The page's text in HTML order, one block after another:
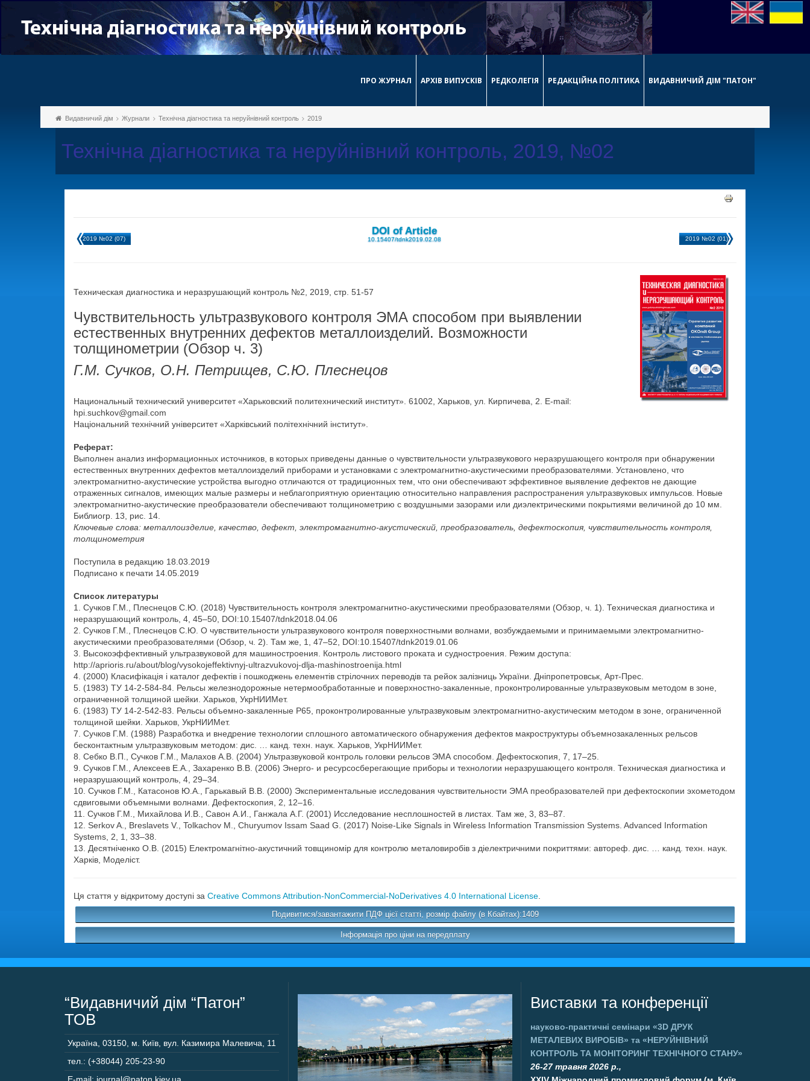
ПРО ЖУРНАЛ АРХІВ ВИПУСКІВ РЕДКОЛЕГІЯ РЕДАКЦІЙНА ПОЛІТИКА ВИДАВНИЧИЙ ДІМ "ПАТОН"
Видавничий дім Журнали Технічна діагностика та неруйнівний контроль 2019
Технічна діагностика та неруйнівний контроль, 2019, №02
2019 №02 (07)
DOI of Article
10.15407/tdnk2019.02.08 2019 №02 (01)
Техническая диагностика и неразрушающий контроль №2, 2019, стр. 51-57
Чувствительность ультразвукового контроля ЭМА способом при выявлении
естественных внутренних дефектов металлоизделий. Возможности
толщинометрии (Обзор ч. 3)
Г.М. Сучков, О.Н. Петрищев, С.Ю. Плеснецов
Национальный технический университет «Харьковский политехнический институт». 61002, Харьков, ул. Кирпичева, 2. E-mail:
hpi.suchkov@gmail.com
Національний технічний університет «Харківський політехнічний інститут».
Реферат:
Выполнен анализ информационных источников, в которых приведены данные о чувствительности ультразвукового неразрушающего контроля при обнаружении
естественных внутренних дефектов металлоизделий приборами и установками с электромагнитно-акустическими преобразователями. Установлено, что
электромагнитно-акустические устройства выгодно отличаются от традиционных тем, что они обеспечивают эффективное выявление дефектов не дающие
отраженных сигналов, имеющих малые размеры и неблагоприятную ориентацию относительно направления распространения ультразвуковых импульсов. Новые
электромагнитно-акустические преобразователи обеспечивают толщинометрию с воздушными зазорами или диэлектрическими покрытиями величиной до 10 мм.
Библиогр. 13, рис. 14.
Ключевые слова: металлоизделие, качество, дефект, электромагнитно-акустический, преобразователь, дефектоскопия, чувствительность контроля,
толщинометрия
Поступила в редакцию 18.03.2019
Подписано к печати 14.05.2019
Список литературы
1. Сучков Г.М., Плеснецов С.Ю. (2018) Чувствительность контроля электромагнитно-акустическими преобразователями (Обзор, ч. 1). Техническая диагностика и
неразрушающий контроль, 4, 45–50, DOI:10.15407/tdnk2018.04.06
2. Сучков Г.М., Плеснецов С.Ю. О чувствительности ультразвукового контроля поверхностными волнами, возбуждаемыми и принимаемыми электромагнитно-
акустическими преобразователями (Обзор, ч. 2). Там же, 1, 47–52, DOI:10.15407/tdnk2019.01.06
3. Высокоэффективный ультразвуковой для машиностроения. Контроль листового проката и судностроения. Режим доступа:
http://aprioris.ru/about/blog/vysokojeffektivnyj-ultrazvukovoj-dlja-mashinostroenija.html
4. (2000) Класифікація і каталог дефектів і пошкоджень елементів стрілочних переводів та рейок залізниць України. Дніпропетровськ, Арт-Прес.
5. (1983) ТУ 14-2-584-84. Рельсы железнодорожные нетермообработанные и поверхностно-закаленные, проконтролированные ультразвуковым методом в зоне,
ограниченной толщиной шейки. Харьков, УкрНИИМет.
6. (1983) ТУ 14-2-542-83. Рельсы объемно-закаленные Р65, проконтролированные ультразвуковым электромагнитно-акустическим методом в зоне, ограниченной
толщиной шейки. Харьков, УкрНИИМет.
7. Сучков Г.М. (1988) Разработка и внедрение технологии сплошного автоматического обнаружения дефектов макроструктуры объемнозакаленных рельсов
бесконтактным ультразвуковым методом: дис. … канд. техн. наук. Харьков, УкрНИИМет.
8. Себко В.П., Сучков Г.М., Малахов А.В. (2004) Ультразвуковой контроль головки рельсов ЭМА способом. Дефектоскопия, 7, 17–25.
9. Сучков Г.М., Алексеев Е.А., Захаренко В.В. (2006) Энерго- и ресурсосберегающие приборы и технологии неразрушающего контроля. Техническая диагностика и
неразрушающий контроль, 4, 29–34.
10. Сучков Г.М., Катасонов Ю.А., Гарькавый В.В. (2000) Экспериментальные исследования чувствительности ЭМА преобразователей при дефектоскопии эхометодом
сдвиговыми объемными волнами. Дефектоскопия, 2, 12–16.
11. Сучков Г.М., Михайлова И.В., Савон А.И., Ганжала А.Г. (2001) Исследование несплошностей в листах. Там же, 3, 83–87.
12. Serkov A., Breslavets V., Tolkachov M., Churyumov Issam Saad G. (2017) Noise-Like Signals in Wireless Information Transmission Systems. Advanced Information
Systems, 2, 1, 33–38.
13. Десятніченко О.В. (2015) Електромагнітно-акустичний товщиномір для контролю металовиробів з діелектричними покриттями: автореф. дис. … канд. техн. наук.
Харків, Моделіст.
Ця стаття у відкритому доступі за Creative Commons Attribution-NonCommercial-NoDerivatives 4.0 International License
Подивитися/завантажити ПДФ цієї статті, розмір файлу (в Кбайтах):1409
Інформація про ціни на передплату
“Видавничий дім “Патон”
ТОВ
Україна 03150 м. Київ, вул. Казимира Малевича, 11
тел.: (+38044) 205-23-90
Виставки та конференції
науково-практичні семінари«3D ДРУК
МЕТАЛЕВИХ ВИРОБІВ» та«НЕРУЙНІВНИЙ
КОНТРОЛЬ ТА МОНІТОРИНГ ТЕХНІЧНОГО СТАНУ»
26-27 травня 2026 р.,